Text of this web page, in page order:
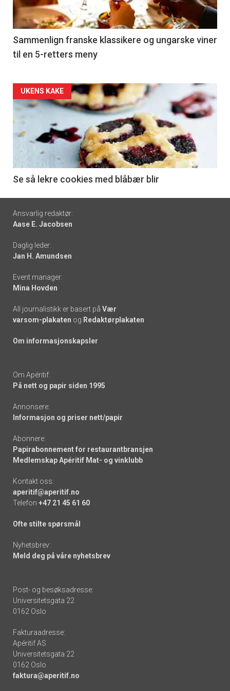
-
5
Sammenlign franske klassikere og ungarske viner
til en 5-retters meny
Forsiden
akkurat
nå
6
UKENS KAKE
Se så lekre cookies med blåbær blir
Footer
-
links
Ansvarlig redaktør:
Aase E. Jacobsen
Daglig leder:
Jan H. Amundsen
Event manager:
Mina Hovden
All journalistikk er basert på Vær
varsom-plakaten og Redaktørplakaten
Om informasjonskapsler
Om Apéritif:
På nett og papir siden 1995
Annonsere:
Informasjon og priser nett/papir
Abonnere:
Papirabonnement for restaurantbransjen
Medlemskap Apéritif Mat- og vinklubb
Kontakt oss:
aperitif@aperitif.no
Telefon +47 21 45 61 60
Ofte stilte spørsmål
Nyhetsbrev:
Meld deg på våre nyhetsbrev
Post- og besøksadresse:
Universitetsgata 22
0162 Oslo
Fakturaadresse:
Apéritif AS
Universitetsgata 22
0162 Oslo
faktura@aperitif.no